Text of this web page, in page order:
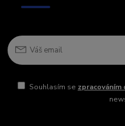
Souhlasím se zpracováním